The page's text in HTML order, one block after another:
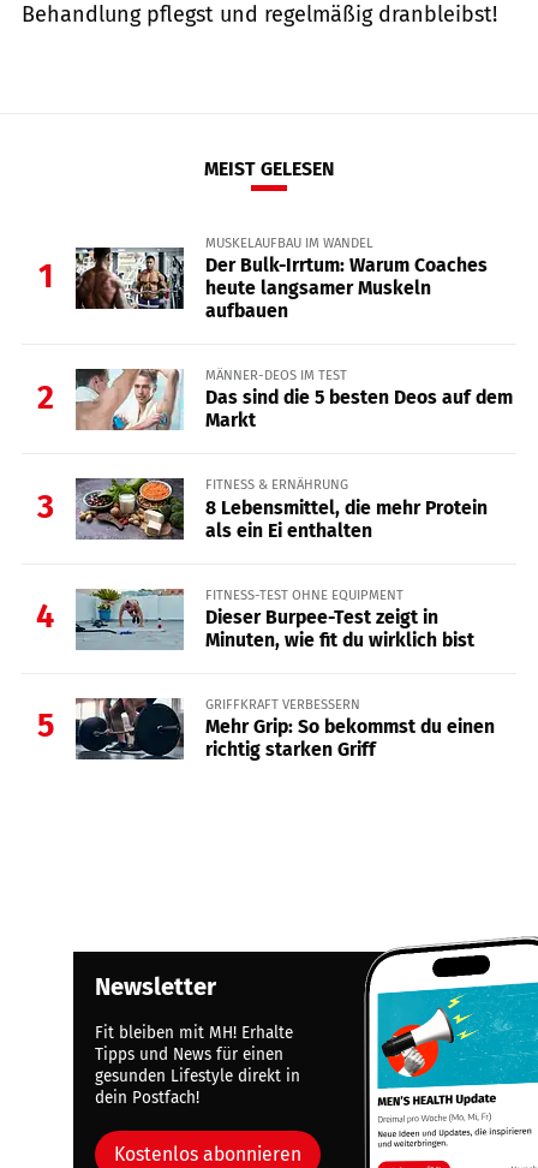
Behandlung pflegst und regelmäßig dranbleibst!
MEIST GELESEN
1
MUSKELAUFBAU IM WANDEL
Der Bulk-Irrtum: Warum Coaches
heute langsamer Muskeln
aufbauen
2
MÄNNER-DEOS IM TEST
Das sind die 5 besten Deos auf dem
Markt
3
FITNESS & ERNÄHRUNG
8 Lebensmittel, die mehr Protein
als ein Ei enthalten
4
FITNESS-TEST OHNE EQUIPMENT
Dieser Burpee-Test zeigt in
Minuten, wie fit du wirklich bist
5
GRIFFKRAFT VERBESSERN
Mehr Grip: So bekommst du einen
richtig starken Griff
Newsletter
Fit bleiben mit MH! Erhalte
Tipps und News für einen
gesunden Lifestyle direkt in
dein Postfach!
Kostenlos abonnieren